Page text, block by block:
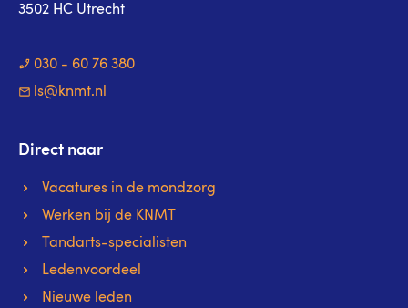
3502 HC Utrecht
030 - 60 76 380
ls@knmt.nl
Direct naar
Vacatures in de mondzorg
Werken bij de KNMT
Tandarts-specialisten
Ledenvoordeel
Nieuwe leden